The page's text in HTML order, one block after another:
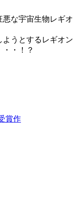
な宇宙生物レギオ
うとするレギオン
・！？
賞作